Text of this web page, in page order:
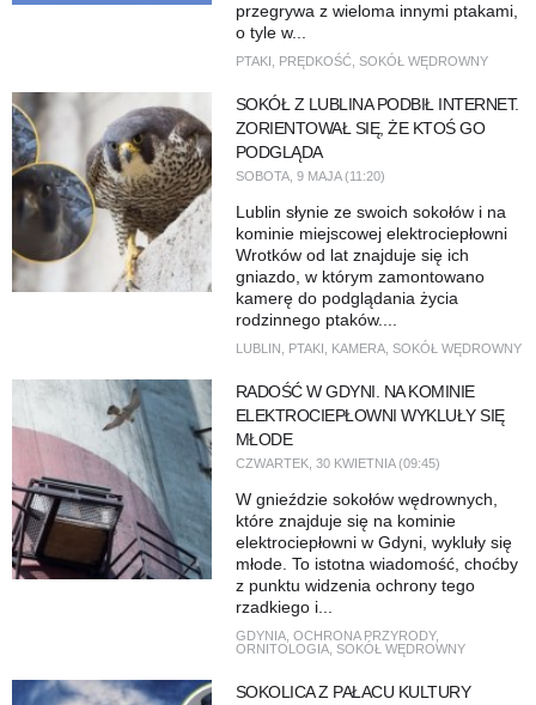
przegrywa z wieloma innymi ptakami,
o tyle w...
PTAKI PRĘDKOŚĆ, SOKÓŁ WĘDROWNY
SOKÓŁ Z LUBLINA PODBIŁ INTERNET.
ZORIENTOWAŁ SIĘ, ŻE KTOŚ GO
PODGLĄDA
SOBOTA, 9 MAJA (11:20)
Lublin słynie ze swoich sokołów i na
kominie miejscowej elektrociepłowni
Wrotków od lat znajduje się ich
gniazdo, w którym zamontowano
kamerę do podglądania życia
rodzinnego ptaków....
LUBLIN PTAKI KAMERA, SOKÓŁ WĘDROWNY
RADOŚĆ W GDYNI. NA KOMINIE
ELEKTROCIEPŁOWNI WYKLUŁY SIĘ
MŁODE
CZWARTEK, 30 KWIETNIA (09:45)
W gnieździe sokołów wędrownych,
które znajduje się na kominie
elektrociepłowni w Gdyni, wykluły się
młode. To istotna wiadomość, choćby
z punktu widzenia ochrony tego
rzadkiego i...
GDYNIA, OCHRONA PRZYRODY,
ORNITOLOGIA, SOKÓŁ WĘDROWNY
SOKOLICA Z PAŁACU KULTURY